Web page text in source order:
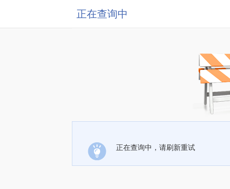
正在查询中
正在查询中，请刷新重试